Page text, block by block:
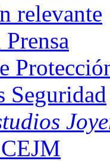
relevante
Seguridad